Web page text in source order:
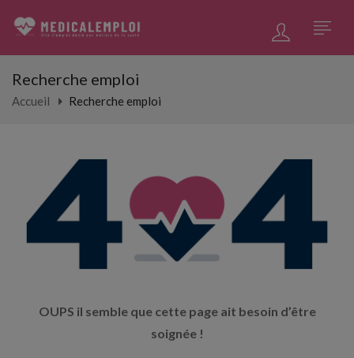
Recherche emploi
Accueil Recherche emploi
OUPS il semble que cette page ait besoin d’être
soignée !